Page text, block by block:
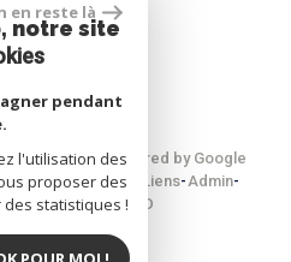
réalisé par
| Traduction powered by Google
Nos honoraires Liens Admin
Politique RGPD
en reste là
notre site
pendant
l'utilisation des
proposer des
statistiques !